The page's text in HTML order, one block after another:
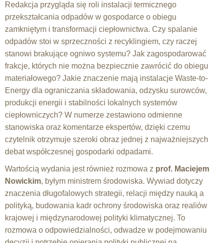
Redakcja przygląda się roli instalacji termicznego
przekształcania odpadów w gospodarce o obiegu
zamkniętym i transformacji ciepłownictwa. Czy spalanie
odpadów stoi w sprzeczności z recyklingiem, czy raczej
stanowi brakujące ogniwo systemu? Jak zagospodarować
frakcje, których nie można bezpiecznie zawrócić do obiegu
materiałowego? Jakie znaczenie mają instalacje Waste-to-
Energy dla ograniczania składowania, odzysku surowców,
produkcji energii i stabilności lokalnych systemów
ciepłowniczych? W numerze zestawiono odmienne
stanowiska oraz komentarze ekspertów, dzięki czemu
czytelnik otrzymuje szeroki obraz jednej z najważniejszych
debat współczesnej gospodarki odpadami.
Wartością wydania jest również rozmowa z prof. Maciejem
Nowickim, byłym ministrem środowiska. Wywiad dotyczy
znaczenia długofalowych strategii, relacji między nauką a
polityką, budowania kadr ochrony środowiska oraz realiów
krajowej i międzynarodowej polityki klimatycznej. To
rozmowa o odpowiedzialności, odwadze w podejmowaniu